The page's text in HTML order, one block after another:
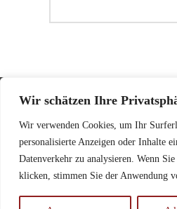
Wir schätzen Ihre
Wir verwenden Cookies, um Ihr
personalisierte Anzeigen oder Inhalte
Datenverkehr zu analysieren. Wenn
klicken, stimmen Sie der Anwendung
Impressum
Datenschutzerklärung